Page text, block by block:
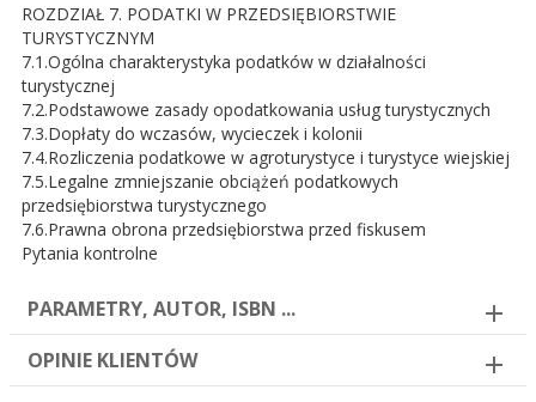
ROZDZIAŁ 7. PODATKI W PRZEDSIĘBIORSTWIE
TURYSTYCZNYM
7.1.Ogólna charakterystyka podatków w działalności
turystycznej
7.2.Podstawowe zasady opodatkowania usług turystycznych
7.3.Dopłaty do wczasów, wycieczek i kolonii
7.4.Rozliczenia podatkowe w agroturystyce i turystyce wiejskiej
7.5.Legalne zmniejszanie obciążeń podatkowych
przedsiębiorstwa turystycznego
7.6.Prawna obrona przedsiębiorstwa przed fiskusem
Pytania kontrolne
PARAMETRY, AUTOR, ISBN ...
OPINIE KLIENTÓW